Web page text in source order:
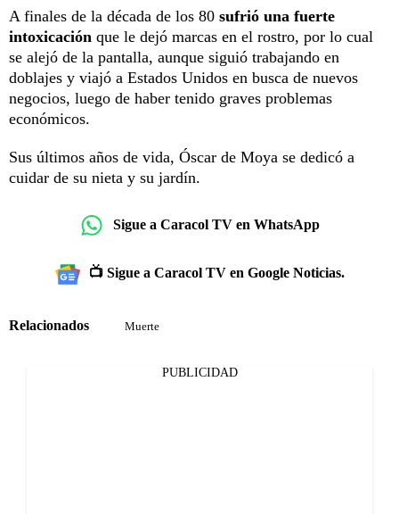
A finales de la década de los 80 sufrió una fuerte
intoxicación que le dejó marcas en el rostro, por lo cual
se alejó de la pantalla, aunque siguió trabajando en
doblajes y viajó a Estados Unidos en busca de nuevos
negocios, luego de haber tenido graves problemas
económicos.
Sus últimos años de vida, Óscar de Moya se dedicó a
cuidar de su nieta y su jardín.
Sigue a Caracol TV en WhatsApp
📺 Sigue a Caracol TV en Google Noticias.
Relacionados Muerte
PUBLICIDAD